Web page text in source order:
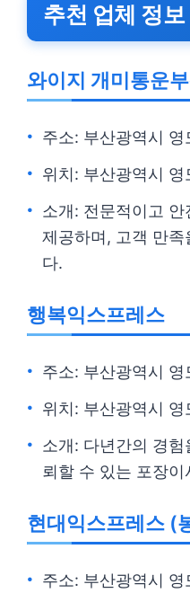
추천 업체 정보
와이지 개미통운
주소: 부산광역시
위치: 부산광역시
소개: 전문적이고
제공하며, 고객 만족
다.
행복익스프레스
주소: 부산광역시
위치: 부산광역시
소개: 다년간의 경
뢰할 수 있는 포장
현대익스프레스 (
주소: 부산광역시